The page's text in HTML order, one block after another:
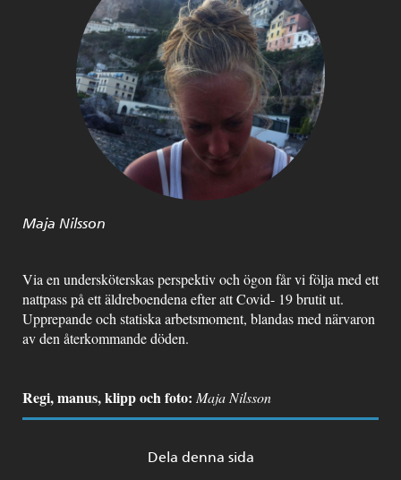
Maja Nilsson
Via en undersköterskas perspektiv och ögon får vi följa med ett
nattpass på ett äldreboendena efter att Covid- 19 brutit ut.
Upprepande och statiska arbetsmoment, blandas med närvaron
av den återkommande döden.
Regi, manus, klipp och foto: Maja Nilsson
Dela denna sida